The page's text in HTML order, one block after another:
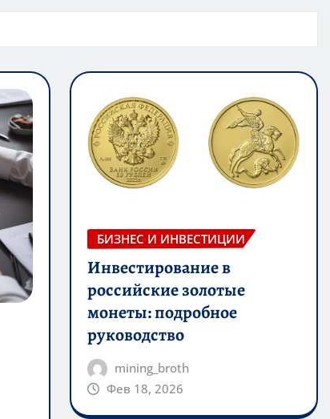
БИЗНЕС И ИНВЕСТИЦИИ
Инвестирование в
российские золотые
монеты: подробное
руководство
mining_broth
Фев 18, 2026